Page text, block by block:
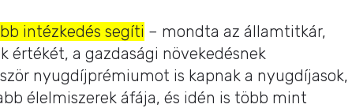
intézkedés segíti – mondta az államtitkár,
értékét, a gazdasági növekedésnek
nyugdíjprémiumot is kapnak a nyugdíjasok,
élelmiszerek áfája, és idén is több mint